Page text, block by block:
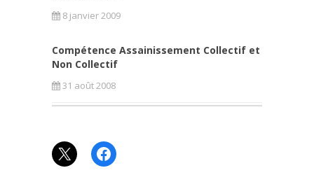
8 janvier 2009
Compétence Assainissement Collectif et
Non Collectif
31 août 2008
X Facebook